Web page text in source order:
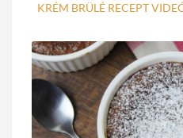
KRÉM BRÜLÉ RECEPT